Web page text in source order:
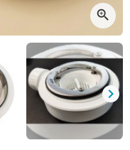
zoom_in
keyboard_arrow_right